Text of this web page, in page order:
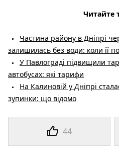
44
Читайте
Частина району в Дніпрі
залишилась без води: коли її
У Павлограді підвищили
автобусах: які тарифи
На Калиновій у Дніпрі
зупинки: що відомо